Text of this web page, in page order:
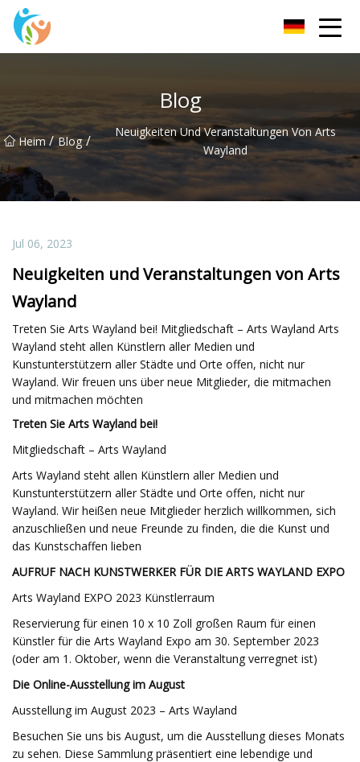
Blog
Heim/ Blog /
Neuigkeiten Und Veranstaltungen Von Arts
Wayland
Jul 06, 2023
Neuigkeiten und Veranstaltungen von Arts
Wayland
Treten Sie Arts Wayland bei! Mitgliedschaft – Arts Wayland Arts
Wayland steht allen Künstlern aller Medien und
Kunstunterstützern aller Städte und Orte offen, nicht nur
Wayland. Wir freuen uns über neue Mitglieder, die mitmachen
und mitmachen möchten
Treten Sie Arts Wayland bei!
Mitgliedschaft – Arts Wayland
Arts Wayland steht allen Künstlern aller Medien und
Kunstunterstützern aller Städte und Orte offen, nicht nur
Wayland. Wir heißen neue Mitglieder herzlich willkommen, sich
anzuschließen und neue Freunde zu finden, die die Kunst und
das Kunstschaffen lieben
AUFRUF NACH KUNSTWERKER FÜR DIE ARTS WAYLAND EXPO
Arts Wayland EXPO 2023 Künstlerraum
Reservierung für einen 10 x 10 Zoll großen Raum für einen
Künstler für die Arts Wayland Expo am 30. September 2023
(oder am 1. Oktober, wenn die Veranstaltung verregnet ist)
Die Online-Ausstellung im August
Ausstellung im August 2023 – Arts Wayland
Besuchen Sie uns bis August, um die Ausstellung dieses Monats
zu sehen. Diese Sammlung präsentiert eine lebendige und